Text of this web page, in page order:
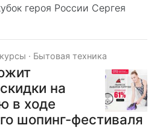
героя России Сергея
· Бытовая техника
на
в ходе
шопинг-фестиваля